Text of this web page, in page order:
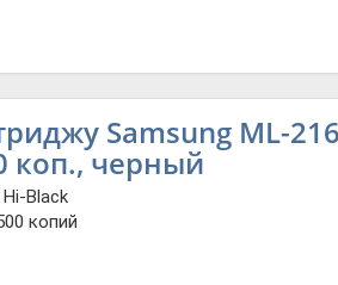
Samsung ML-
коп., черный
Hi-Black
копий